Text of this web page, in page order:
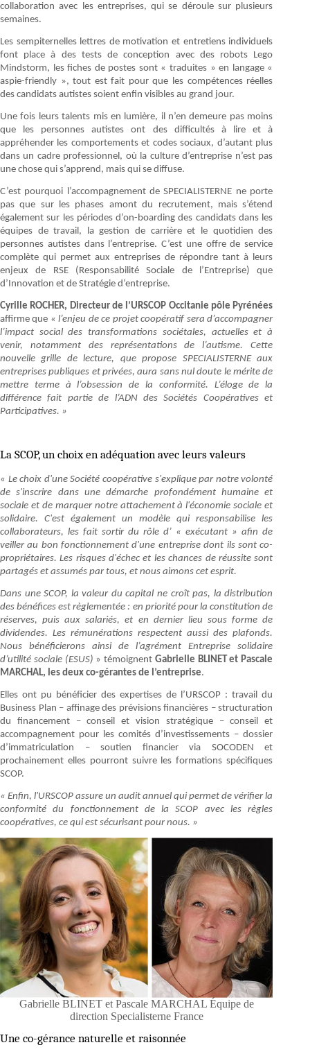
collaboration avec les entreprises, qui se déroule sur plusieurs
semaines.
Les sempiternelles lettres de motivation et entretiens individuels
font place à des tests de conception avec des robots Lego
Mindstorm, les fiches de postes sont « traduites » en langage «
aspie-friendly », tout est fait pour que les compétences réelles
des candidats autistes soient enfin visibles au grand jour.
Une fois leurs talents mis en lumière, il n’en demeure pas moins
que les personnes autistes ont des difficultés à lire et à
appréhender les comportements et codes sociaux, d’autant plus
dans un cadre professionnel, où la culture d’entreprise n’est pas
une chose qui s’apprend, mais qui se diffuse.
C’est pourquoi l’accompagnement de SPECIALISTERNE ne porte
pas que sur les phases amont du recrutement, mais s’étend
également sur les périodes d’on-boarding des candidats dans les
équipes de travail, la gestion de carrière et le quotidien des
personnes autistes dans l’entreprise. C’est une offre de service
complète qui permet aux entreprises de répondre tant à leurs
enjeux de RSE (Responsabilité Sociale de l’Entreprise) que
d’Innovation et de Stratégie d’entreprise.
Cyrille ROCHER, Directeur de l’URSCOP Occitanie pôle Pyrénées
affirme que « l’enjeu de ce projet coopératif sera d’accompagner
l’impact social des transformations sociétales, actuelles et à
venir, notamment des représentations de l’autisme. Cette
nouvelle grille de lecture, que propose SPECIALISTERNE aux
entreprises publiques et privées, aura sans nul doute le mérite de
mettre terme à l’obsession de la conformité. L’éloge de la
différence fait partie de l’ADN des Sociétés Coopératives et
Participatives. »
La SCOP, un choix en adéquation avec leurs valeurs
« Le choix d'une Société coopérative s'explique par notre volonté
de s'inscrire dans une démarche profondément humaine et
sociale et de marquer notre attachement à l'économie sociale et
solidaire. C'est également un modèle qui responsabilise les
collaborateurs, les fait sortir du rôle d’ « exécutant » afin de
veiller au bon fonctionnement d'une entreprise dont ils sont co-
propriétaires. Les risques d'échec et les chances de réussite sont
partagés et assumés par tous, et nous aimons cet esprit.
Dans une SCOP, la valeur du capital ne croît pas, la distribution
des bénéfices est règlementée : en priorité pour la constitution de
réserves, puis aux salariés, et en dernier lieu sous forme de
dividendes. Les rémunérations respectent aussi des plafonds.
Nous bénéficierons ainsi de l’agrément Entreprise solidaire
d’utilité sociale (ESUS) » témoignent Gabrielle BLINET et Pascale
MARCHAL, les deux co-gérantes de l’entreprise.
Elles ont pu bénéficier des expertises de l’URSCOP : travail du
Business Plan – affinage des prévisions financières – structuration
du financement – conseil et vision stratégique – conseil et
accompagnement pour les comités d’investissements – dossier
d’immatriculation – soutien financier via SOCODEN et
prochainement elles pourront suivre les formations spécifiques
SCOP.
« Enfin, l'URSCOP assure un audit annuel qui permet de vérifier la
conformité du fonctionnement de la SCOP avec les règles
coopératives, ce qui est sécurisant pour nous. »
Gabrielle BLINET et Pascale MARCHAL Équipe de
direction Specialisterne France
Une co-gérance naturelle et raisonnée